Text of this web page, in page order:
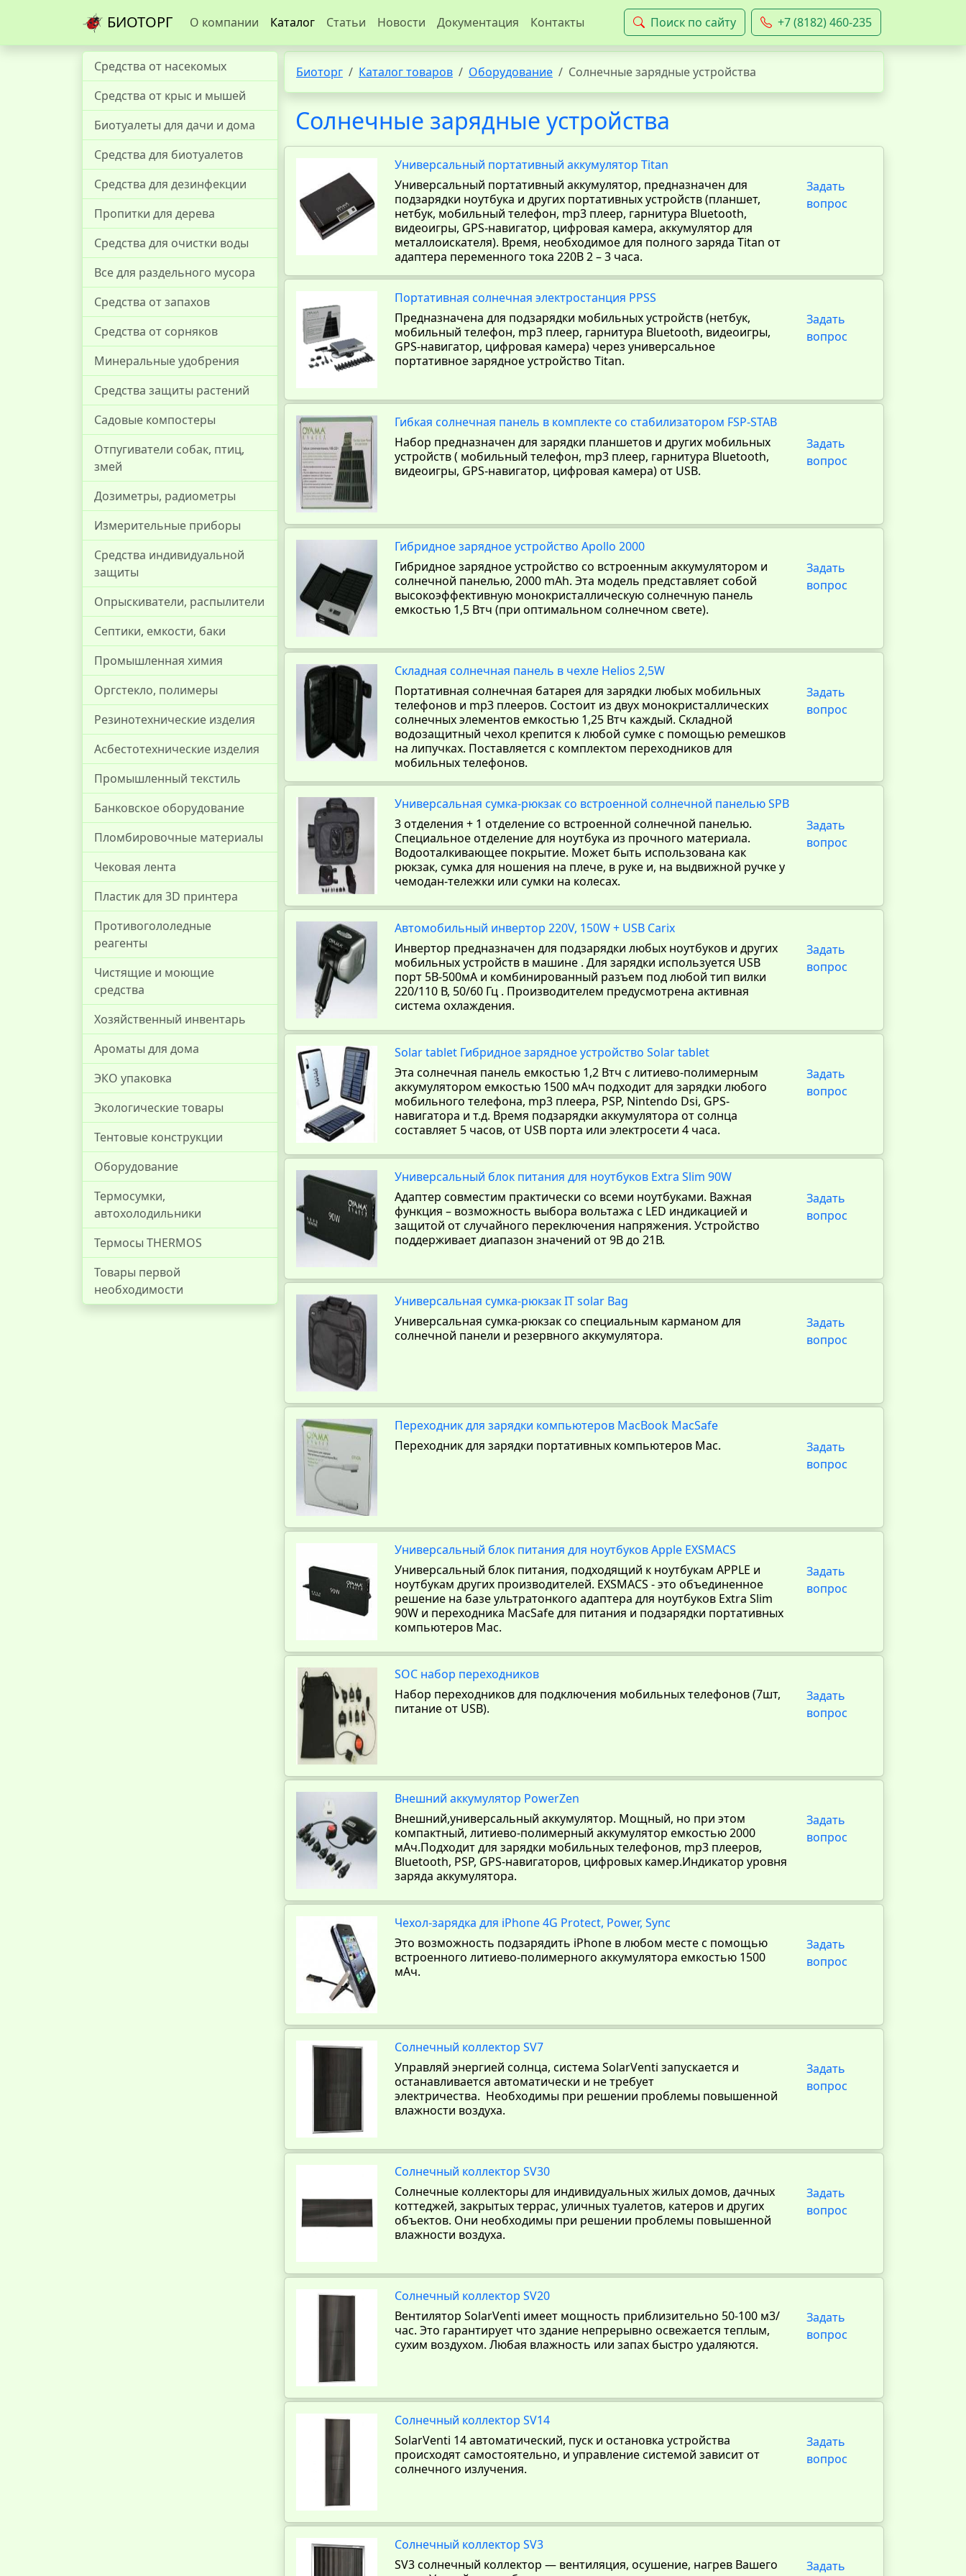
БИОТОРГ О компании Каталог Статьи Новости Документация Контакты Поиск по сайту +7 (8182) 460-235
Средства от насекомых
Средства от крыс и мышей
Биотуалеты для дачи и дома
Средства для биотуалетов
Средства для дезинфекции
Пропитки для дерева
Средства для очистки воды
Все для раздельного мусора
Средства от запахов
Средства от сорняков
Минеральные удобрения
Средства защиты растений
Садовые компостеры
Отпугиватели собак, птиц,
змей
Дозиметры, радиометры
Измерительные приборы
Средства индивидуальной
защиты
Опрыскиватели, распылители
Септики, емкости, баки
Промышленная химия
Оргстекло, полимеры
Резинотехнические изделия
Асбестотехнические изделия
Промышленный текстиль
Банковское оборудование
Пломбировочные материалы
Чековая лента
Пластик для 3D принтера
Противогололедные
реагенты
Чистящие и моющие
средства
Хозяйственный инвентарь
Ароматы для дома
ЭКО упаковка
Экологические товары
Тентовые конструкции
Оборудование
Термосумки,
автохолодильники
Термосы THERMOS
Товары первой
необходимости
Биоторг Каталог товаров Оборудование Солнечные зарядные устройства
Солнечные зарядные устройства
Универсальный портативный аккумулятор Titan
Универсальный портативный аккумулятор, предназначен для
подзарядки ноутбука и других портативных устройств (планшет,
нетбук, мобильный телефон, mp3 плеер, гарнитура Bluetooth,
видеоигры, GPS-навигатор, цифровая камера, аккумулятор для
металлоискателя). Время, необходимое для полного заряда Titan от
адаптера переменного тока 220В 2 – 3 часа.
Задать
вопрос
Портативная солнечная электростанция PPSS
Предназначена для подзарядки мобильных устройств (нетбук,
мобильный телефон, mp3 плеер, гарнитура Bluetooth, видеоигры,
GPS-навигатор, цифровая камера) через универсальное
портативное зарядное устройство Titan.
Задать
вопрос
Гибкая солнечная панель в комплекте со стабилизатором FSP-STAB
Набор предназначен для зарядки планшетов и других мобильных
устройств ( мобильный телефон, mp3 плеер, гарнитура Bluetooth,
видеоигры, GPS-навигатор, цифровая камера) от USB.
Задать
вопрос
Гибридное зарядное устройство Apollo 2000
Гибридное зарядное устройство со встроенным аккумулятором и
солнечной панелью, 2000 mAh. Эта модель представляет собой
высокоэффективную монокристаллическую солнечную панель
емкостью 1,5 Втч (при оптимальном солнечном свете).
Задать
вопрос
Складная солнечная панель в чехле Helios 2,5W
Портативная солнечная батарея для зарядки любых мобильных
телефонов и mp3 плееров. Состоит из двух монокристаллических
солнечных элементов емкостью 1,25 Втч каждый. Складной
водозащитный чехол крепится к любой сумке с помощью ремешков
на липучках. Поставляется с комплектом переходников для
мобильных телефонов.
Задать
вопрос
Универсальная сумка-рюкзак со встроенной солнечной панелью SPB
3 отделения + 1 отделение со встроенной солнечной панелью.
Специальное отделение для ноутбука из прочного материала.
Водооталкивающее покрытие. Может быть использована как
рюкзак, сумка для ношения на плече, в руке и, на выдвижной ручке у
чемодан-тележки или сумки на колесах.
Задать
вопрос
Автомобильный инвертор 220V, 150W + USB Carix
Инвертор предназначен для подзарядки любых ноутбуков и других
мобильных устройств в машине . Для зарядки используется USB
порт 5В-500мА и комбинированный разъем под любой тип вилки
220/110 В, 50/60 Гц . Производителем предусмотрена активная
система охлаждения.
Задать
вопрос
Solar tablet Гибридное зарядное устройство Solar tablet
Эта солнечная панель емкостью 1,2 Втч с литиево-полимерным
аккумулятором емкостью 1500 мАч подходит для зарядки любого
мобильного телефона, mp3 плеера, PSP, Nintendo Dsi, GPS-
навигатора и т.д. Время подзарядки аккумулятора от солнца
составляет 5 часов, от USB порта или электросети 4 часа.
Задать
вопрос
Универсальный блок питания для ноутбуков Extra Slim 90W
Адаптер совместим практически со всеми ноутбуками. Важная
функция – возможность выбора вольтажа с LED индикацией и
защитой от случайного переключения напряжения. Устройство
поддерживает диапазон значений от 9В до 21В.
Задать
вопрос
Универсальная сумка-рюкзак IT solar Bag
Универсальная сумка-рюкзак со специальным карманом для
солнечной панели и резервного аккумулятора.
Задать
вопрос
Переходник для зарядки компьютеров MacBook MacSafe
Переходник для зарядки портативных компьютеров Mac.
Задать
вопрос
Универсальный блок питания для ноутбуков Apple EXSMACS
Универсальный блок питания, подходящий к ноутбукам APPLE и
ноутбукам других производителей. EXSMACS - это объединенное
решение на базе ультратонкого адаптера для ноутбуков Extra Slim
90W и переходника MacSafe для питания и подзарядки портативных
компьютеров Mac.
Задать
вопрос
SOC набор переходников
Набор переходников для подключения мобильных телефонов (7шт,
питание от USB).
Задать
вопрос
Внешний аккумулятор PowerZen
Внешний,универсальный аккумулятор. Мощный, но при этом
компактный, литиево-полимерный аккумулятор емкостью 2000
мАч.Подходит для зарядки мобильных телефонов, mp3 плееров,
Bluetooth, PSP, GPS-навигаторов, цифровых камер.Индикатор уровня
заряда аккумулятора.
Задать
вопрос
Чехол-зарядка для iPhone 4G Protect, Power, Sync
Это возможность подзарядить iPhone в любом месте с помощью
встроенного литиево-полимерного аккумулятора емкостью 1500
мАч.
Задать
вопрос
Солнечный коллектор SV7
Управляй энергией солнца, система SolarVenti запускается и
останавливается автоматически и не требует
электричества. Необходимы при решении проблемы повышенной
влажности воздуха.
Задать
вопрос
Солнечный коллектор SV30
Солнечные коллекторы для индивидуальных жилых домов, дачных
коттеджей, закрытых террас, уличных туалетов, катеров и других
объектов. Они необходимы при решении проблемы повышенной
влажности воздуха.
Задать
вопрос
Солнечный коллектор SV20
Вентилятор SolarVenti имеет мощность приблизительно 50-100 м3/
час. Это гарантирует что здание непрерывно освежается теплым,
сухим воздухом. Любая влажность или запах быстро удаляются.
Задать
вопрос
Солнечный коллектор SV14
SolarVenti 14 автоматический, пуск и остановка устройства
происходят самостоятельно, и управление системой зависит от
солнечного излучения.
Задать
вопрос
Солнечный коллектор SV3
SV3 солнечный коллектор — вентиляция, осушение, нагрев Вашего
Задать